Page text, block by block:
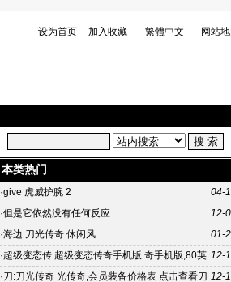
设为首页 加入收藏 繁體中文 网站
本类热门
04-
·give 虎威护腕 2
12-
·但是它依然没有任何反应
01-
·海边 刀光传奇 休闲风
12-
·超级变态传 超级变态传奇手机版 奇手机版,80英
雄合击企业进稀有
12-
·刀:刀光传奇 光传奇,会员装备价格表 点击查看刀